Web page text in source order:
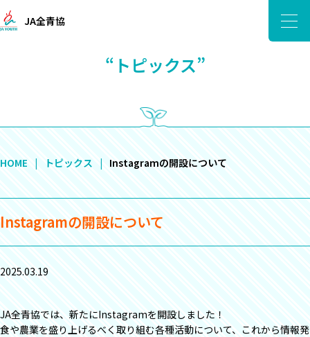
JA全青協
“トピックス”
HOME トピックス Instagramの開設について
Instagramの開設について
2025.03.19
JA全青協では、新たにInstagramを開設しました！
食や農業を盛り上げるべく取り組む各種活動について、これから情報発